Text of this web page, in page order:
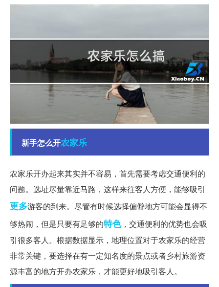
新手怎么开农家乐
农家乐开办起来其实并不容易，首先需要考虑交通便利的
问题。选址尽量靠近马路，这样来往客人方便，能够吸引
更多游客的到来。尽管有时候选择偏僻地方可能会显得不
够热闹，但是只要有足够的特色，交通便利的优势也会吸
引很多客人。根据数据显示，地理位置对于农家乐的经营
非常关键，要选择在有一定知名度的景点或者乡村旅游资
源丰富的地方开办农家乐，才能更好地吸引客人。